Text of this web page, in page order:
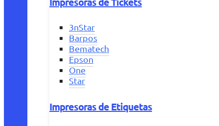
3nStar
Barpos
Bematech
Epson
One
Star
Impresoras de Etiquetas